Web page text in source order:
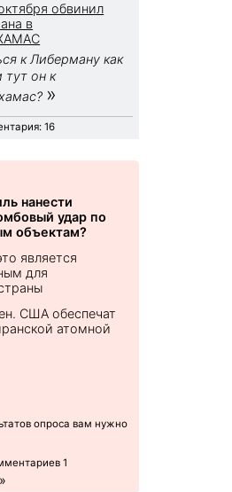
обвинил
в
к Либерману как
тут он к
»
16
нанести
удар по
объектам?
является
для
США обеспечат
атомной
опроса вам нужно
1